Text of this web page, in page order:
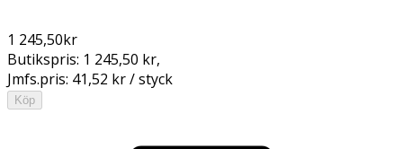
1 245,50kr
Butikspris: 1 245,50 kr,
Jmfs.pris: 41,52 kr / styck
Köp